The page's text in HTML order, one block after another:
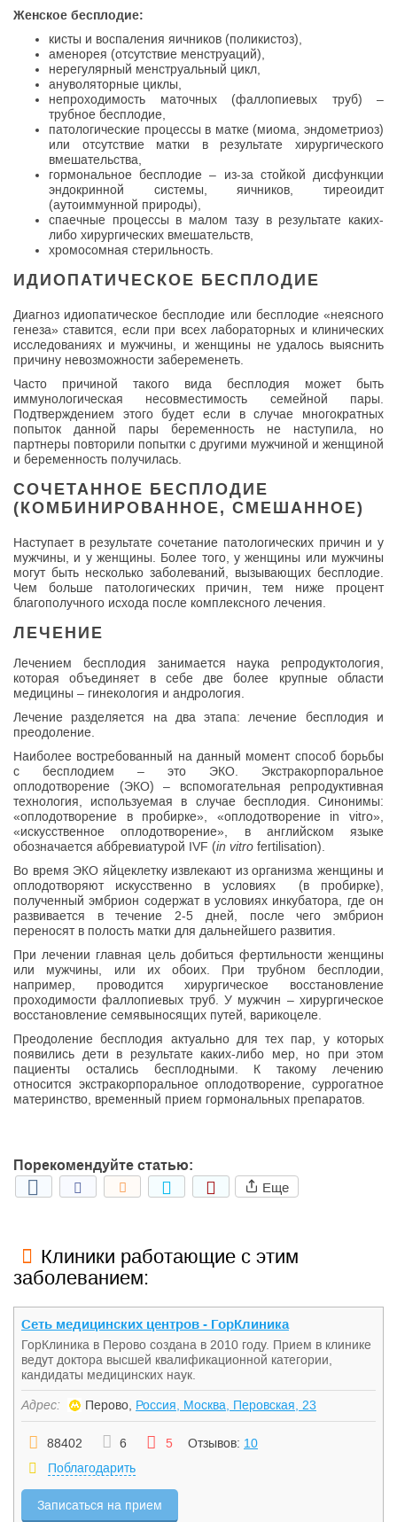
Женское бесплодие:
кисты и воспаления яичников (поликистоз),
аменорея (отсутствие менструаций),
нерегулярный менструальный цикл,
ануволяторные циклы,
непроходимость маточных (фаллопиевых труб) –
трубное бесплодие,
патологические процессы в матке (миома, эндометриоз)
или отсутствие матки в результате хирургического
вмешательства,
гормональное бесплодие – из-за стойкой дисфункции
эндокринной системы, яичников, тиреоидит
(аутоиммунной природы),
спаечные процессы в малом тазу в результате каких-
либо хирургических вмешательств,
хромосомная стерильность.
ИДИОПАТИЧЕСКОЕ БЕСПЛОДИЕ
Диагноз идиопатическое бесплодие или бесплодие «неясного
генеза» ставится, если при всех лабораторных и клинических
исследованиях и мужчины, и женщины не удалось выяснить
причину невозможности забеременеть.
Часто причиной такого вида бесплодия может быть
иммунологическая несовместимость семейной пары.
Подтверждением этого будет если в случае многократных
попыток данной пары беременность не наступила, но
партнеры повторили попытки с другими мужчиной и женщиной
и беременность получилась.
СОЧЕТАННОЕ БЕСПЛОДИЕ
(КОМБИНИРОВАННОЕ, СМЕШАННОЕ)
Наступает в результате сочетание патологических причин и у
мужчины, и у женщины. Более того, у женщины или мужчины
могут быть несколько заболеваний, вызывающих бесплодие.
Чем больше патологических причин, тем ниже процент
благополучного исхода после комплексного лечения.
ЛЕЧЕНИЕ
Лечением бесплодия занимается наука репродуктология,
которая объединяет в себе две более крупные области
медицины – гинекология и андрология.
Лечение разделяется на два этапа: лечение бесплодия и
преодоление.
Наиболее востребованный на данный момент способ борьбы
с бесплодием – это ЭКО. Экстракорпоральное
оплодотворение
(ЭКО) –
вспомогательная репродуктивная
технология, используемая в случае бесплодия. Синонимы:
«оплодотворение в пробирке», «оплодотворение
in vitro»,
«искусственное оплодотворение», в английском языке
обозначается аббревиатурой IVF (in vitro fertilisation).
Во время ЭКО яйцеклетку извлекают из организма женщины и
оплодотворяют искусственно в условиях (в пробирке),
полученный эмбрион содержат в условиях инкубатора , где он
развивается в течение 2-5 дней, после чего эмбрион
переносят в полость матки для дальнейшего развития.
При лечении главная цель добиться фертильности женщины
или мужчины, или их обоих. При трубном бесплодии,
например, проводится хирургическое восстановление
проходимости фаллопиевых труб. У мужчин – хирургическое
восстановление семявыносящих путей, варикоцеле.
Преодоление бесплодия актуально для тех пар, у которых
появились дети в результате каких-либо мер, но при этом
пациенты остались бесплодными. К такому лечению
относится экстракорпоральное оплодотворение, суррогатное
материнство, временный прием гормональных препаратов.
Порекомендуйте статью:
Еще
Клиники работающие с этим
заболеванием:
Сеть медицинских центров - ГорКлиника
ГорКлиника в Перово создана в 2010 году. Прием в клинике
ведут доктора высшей квалификационной категории,
кандидаты медицинских наук.
Адрес: Перово, Россия, Москва, Перовская, 23
88402 6 5 Отзывов: 10
Поблагодарить
Записаться на прием